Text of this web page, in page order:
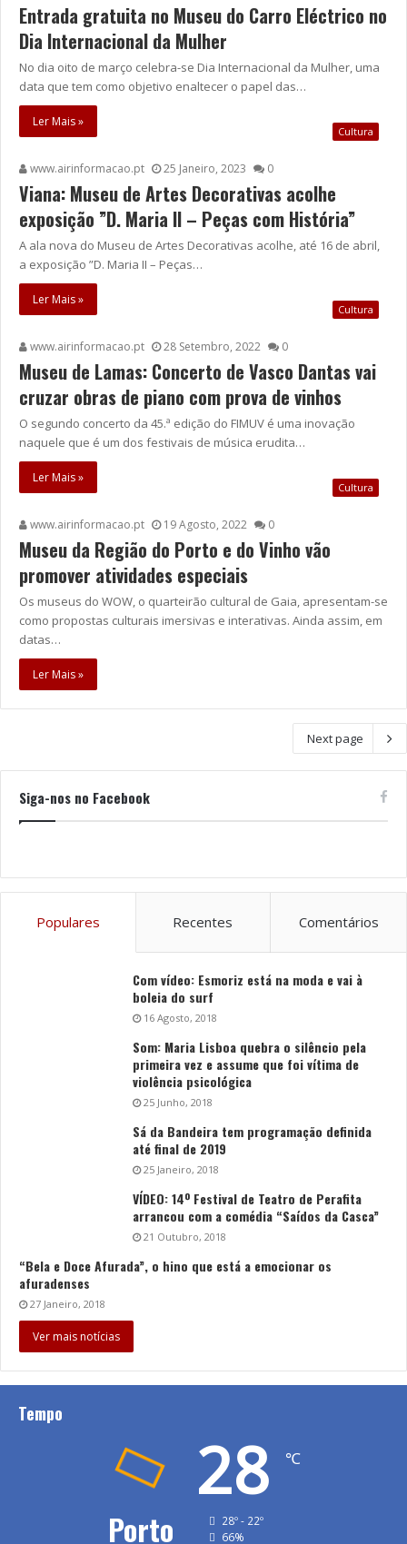
Entrada gratuita no Museu do Carro Eléctrico no
Dia Internacional da Mulher
No dia oito de março celebra-se Dia Internacional da Mulher, uma
data que tem como objetivo enaltecer o papel das…
Ler Mais »
Cultura
www.airinformacao.pt 25 Janeiro, 2023 0
Viana: Museu de Artes Decorativas acolhe
exposição ”D. Maria II – Peças com História”
A ala nova do Museu de Artes Decorativas acolhe, até 16 de abril,
a exposição ”D. Maria II – Peças…
Ler Mais »
Cultura
www.airinformacao.pt 28 Setembro, 2022 0
Museu de Lamas: Concerto de Vasco Dantas vai
cruzar obras de piano com prova de vinhos
O segundo concerto da 45.ª edição do FIMUV é uma inovação
naquele que é um dos festivais de música erudita…
Ler Mais »
Cultura
www.airinformacao.pt 19 Agosto, 2022 0
Museu da Região do Porto e do Vinho vão
promover atividades especiais
Os museus do WOW, o quarteirão cultural de Gaia, apresentam-se
como propostas culturais imersivas e interativas. Ainda assim, em
datas…
Ler Mais »
Next page
Siga-nos no Facebook
Populares Recentes Comentários
Com vídeo: Esmoriz está na moda e vai à
boleia do surf
16 Agosto, 2018
Som: Maria Lisboa quebra o silêncio pela
primeira vez e assume que foi vítima de
violência psicológica
25 Junho, 2018
Sá da Bandeira tem programação definida
até final de 2019
25 Janeiro, 2018
VÍDEO: 14º Festival de Teatro de Perafita
arrancou com a comédia “Saídos da Casca”
21 Outubro, 2018
“Bela e Doce Afurada”, o hino que está a emocionar os
afuradenses
27 Janeiro, 2018
Ver mais notícias
Tempo
Porto
28 ℃
28º - 22º
66%